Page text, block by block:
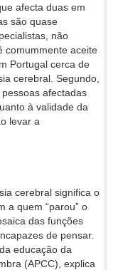
afecta duas em
são quase
não
comummente aceite
Portugal cerca de
cerebral. Segundo,
afectadas
à validade da
levar a
cerebral significa o
a quem “parou” o
das funções
de pensar.
educação da
(APCC), explica